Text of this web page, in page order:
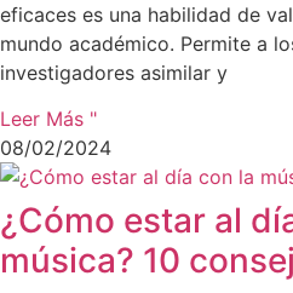
eficaces es una habilidad de
mundo académico. Permite a
investigadores asimilar y
Leer Más "
08/02/2024
¿Cómo estar al
música? 10